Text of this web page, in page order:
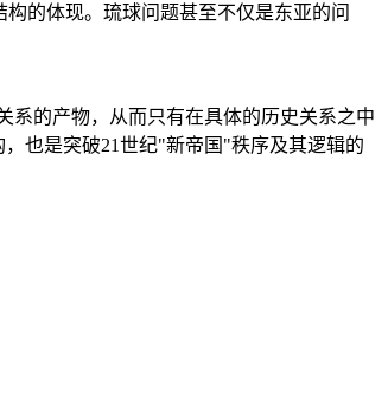
的体现。琉球问题甚至不仅是东亚的问
系的产物，从而只有在具体的历史关系之中
也是突破21世纪"新帝国"秩序及其逻辑的